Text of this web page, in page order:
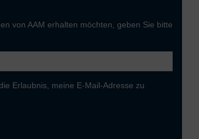
von AAM erhalten möchten, geben Sie bitte
Erlaubnis, meine E-Mail-Adresse zu